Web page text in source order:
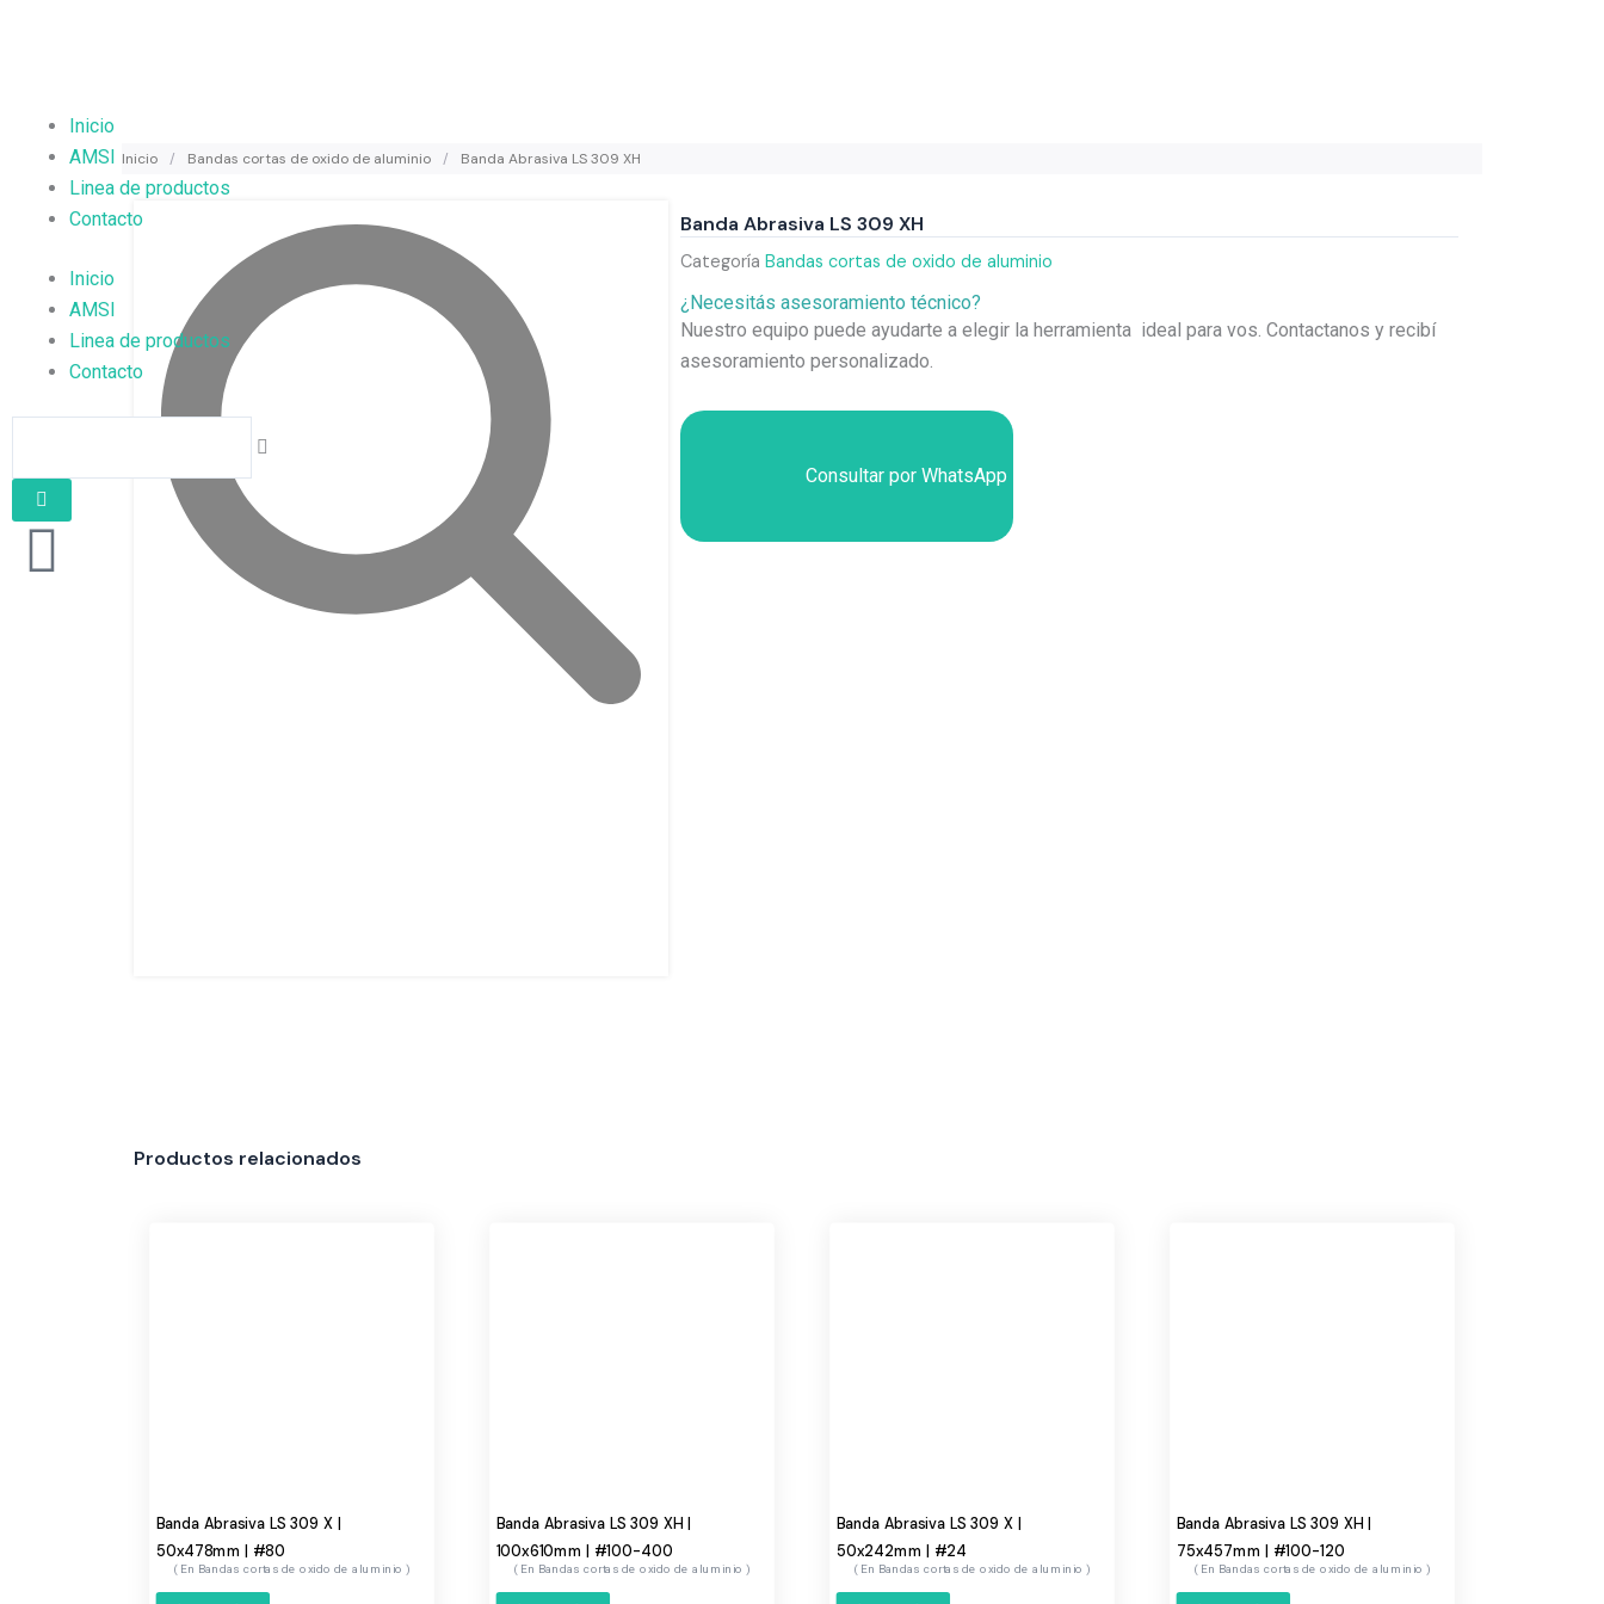
Inicio
AMSI
Linea de productos
Contacto
Inicio
AMSI
Linea de productos
Contacto
Inicio / Bandas cortas de oxido de aluminio / Banda Abrasiva LS 309 XH
Banda Abrasiva LS 309 XH
Categoría Bandas cortas de oxido de aluminio
¿Necesitás asesoramiento técnico?
Nuestro equipo puede ayudarte a elegir la herramienta ideal para vos. Contactanos y recibí
asesoramiento personalizado.
Consultar por WhatsApp
Productos relacionados
Banda Abrasiva LS 309 X |
50x478mm | #80
Bandas cortas de oxido de aluminio
Banda Abrasiva LS 309 XH |
100x610mm | #100-400
Bandas cortas de oxido de aluminio
Banda Abrasiva LS 309 X |
50x242mm | #24
Bandas cortas de oxido de aluminio
Banda Abrasiva LS 309 XH |
75x457mm | #100-120
Bandas cortas de oxido de aluminio